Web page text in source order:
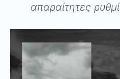
απαραίτητες